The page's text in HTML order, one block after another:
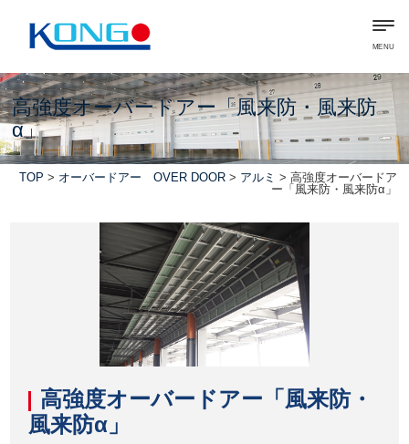
MENU
高強度オーバードアー「風来防・風来防
α」
TOP > オーバードアー OVER DOOR> アルミ > 高強度オーバードア
ー「風来防・風来防α」
高強度オーバードアー「風来防・
風来防α」